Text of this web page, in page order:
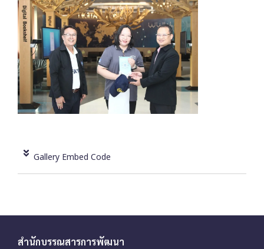
Gallery Embed Code
สำนักบรรณสารการพัฒนา